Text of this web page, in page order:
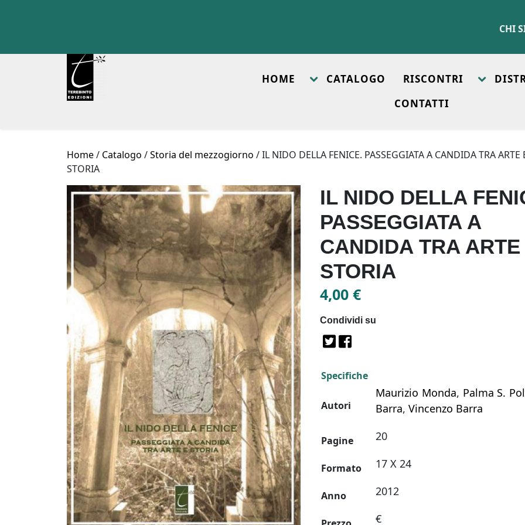
CHI
HOME CATALOGO RISCONTRI
CONTATTI
Home/ Catalogo /Storia del mezzogiorno / IL NIDO DELLA FENICE. PASSEGGIATA A CANDIDA TRA ARTE
STORIA
IL NIDO DELLA
PASSEGGIATA A
CANDIDA TRA ARTE
STORIA
4,00€
Condividi su
Specifiche
Autori
Maurizio Monda, Palma S.
Barra,Vincenzo Barra
Pagine 20
Formato 17 X 24
Anno 2012
€